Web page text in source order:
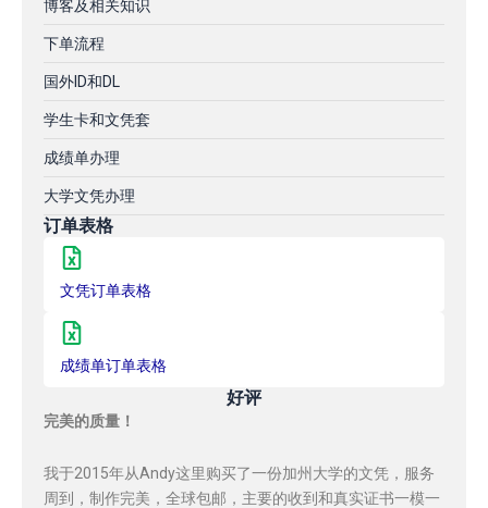
博客及相关知识
下单流程
国外ID和DL
学生卡和文凭套
成绩单办理
大学文凭办理
订单表格
文凭订单表格
成绩单订单表格
好评
完美的质量！
我于2015年从Andy这里购买了一份加州大学的文凭，服务
周到，制作完美，全球包邮，主要的收到和真实证书一模一